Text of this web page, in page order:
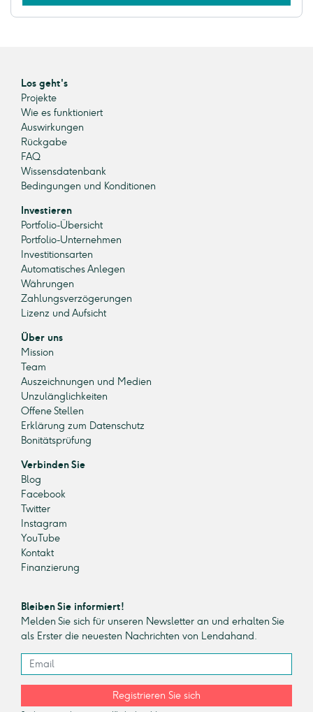
Los geht's
Projekte
Wie es funktioniert
Auswirkungen
Rückgabe
FAQ
Wissensdatenbank
Bedingungen und Konditionen
Investieren
Portfolio-Übersicht
Portfolio-Unternehmen
Investitionsarten
Automatisches Anlegen
Währungen
Zahlungsverzögerungen
Lizenz und Aufsicht
Über uns
Mission
Team
Auszeichnungen und Medien
Unzulänglichkeiten
Offene Stellen
Erklärung zum Datenschutz
Bonitätsprüfung
Verbinden Sie
Blog
Facebook
Twitter
Instagram
YouTube
Kontakt
Finanzierung
Bleiben Sie informiert!
Melden Sie sich für unseren Newsletter an und erhalten Sie
als Erster die neuesten Nachrichten von Lendahand.
Registrieren Sie sich